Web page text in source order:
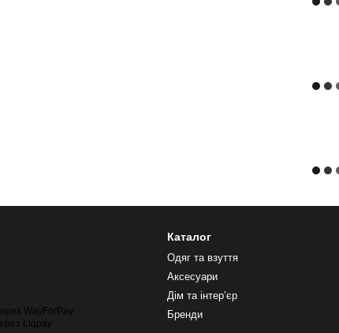
Каталог
Одяг та взуття
Аксесуари
Дім та інтерʼєр
Бренди